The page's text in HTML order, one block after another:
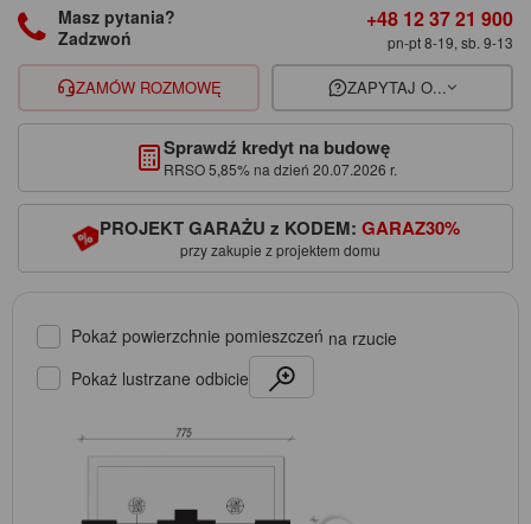
Masz pytania?
Zadzwoń
+48 12 37 21 900
pn-pt 8-19, sb. 9-13
ZAMÓW ROZMOWĘ ZAPYTAJ O...
Sprawdź kredyt na budowę
RRSO 5,85% na dzień 20.07.2026 r.
PROJEKT GARAŻU z KODEM: GARAZ30%
przy zakupie z projektem domu
Pokaż powierzchnie pomieszczeń na rzucie
Pokaż lustrzane odbicie